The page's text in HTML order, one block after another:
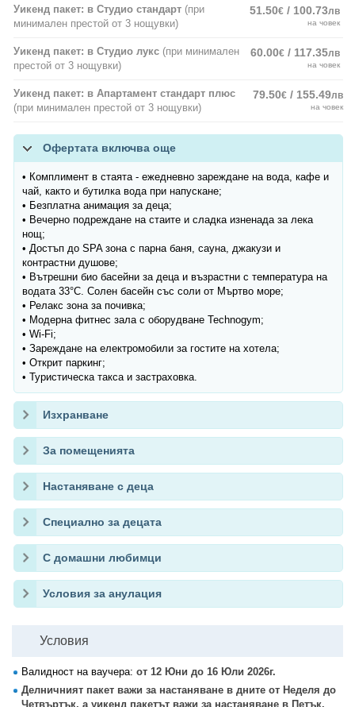
Уикенд пакет: в Студио стандарт (при
минимален престой от 3 нощувки)
51.50€ / 100.73лв
на човек
Уикенд пакет: в Студио лукс (при минимален
престой от 3 нощувки)
60.00€ / 117.35лв
на човек
Уикенд пакет: в Апартамент стандарт плюс
(при минимален престой от 3 нощувки)
79.50€ / 155.49лв
на човек
Офертата включва още
• Комплимент в стаята - ежедневно зареждане на вода, кафе и
чай, както и бутилка вода при напускане;
• Безплатна анимация за деца;
• Вечерно подреждане на стаите и сладка изненада за лека
нощ;
• Достъп до SPA зона с парна баня, сауна, джакузи и
контрастни душове;
• Вътрешни био басейни за деца и възрастни с температура на
водата 33°C. Солен басейн със соли от Мъртво море;
• Релакс зона за почивка;
• Модерна фитнес зала с оборудване Technogym;
• Wi-Fi;
• Зареждане на електромобили за гостите на хотела;
• Открит паркинг;
• Туристическа такса и застраховка.
Изхранване
За помещенията
Настаняване с деца
Специално за децата
С домашни любимци
Условия за анулация
Условия
Валидност на ваучера: от 12 Юни до 16 Юли 2026г.
Делничният пакет важи за настаняване в дните от Неделя до
Четвъртък, а уикенд пакетът важи за настаняване в Петък.